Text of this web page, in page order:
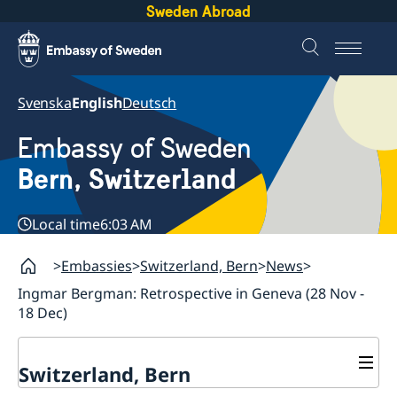
Sweden Abroad
SvenskaEnglishDeutsch
Embassy of Sweden
Bern, Switzerland
Local time6:03 AM
Embassies Switzerland, Bern News
Ingmar Bergman: Retrospective in Geneva (28 Nov -
18 Dec)
Switzerland, Bern